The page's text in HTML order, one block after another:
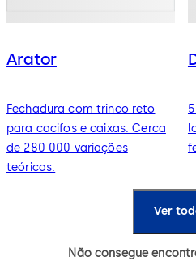
Arator
Fechadura com trinco reto
para cacifos e caixas. Cerca
de 280 000 variações
teóricas.
Ver
Não consegue